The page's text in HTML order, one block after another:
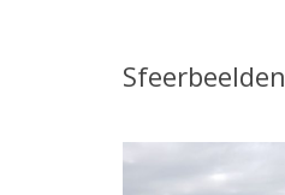
Sfeerbeelden